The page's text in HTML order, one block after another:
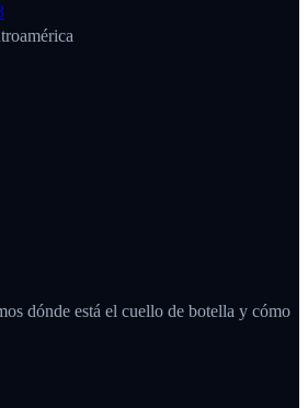
dónde está el cuello de botella y cómo